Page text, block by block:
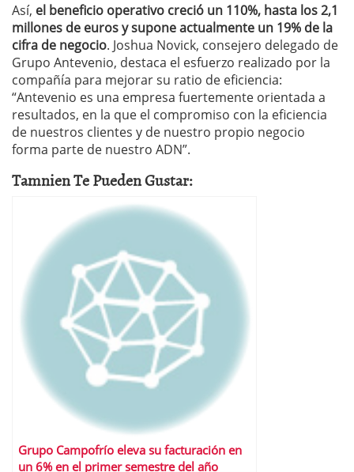
Así, el beneficio operativo creció un 110%, hasta los 2,1
millones de euros y supone actualmente un 19% de la
cifra de negocio. Joshua Novick, consejero delegado de
Grupo Antevenio, destaca el esfuerzo realizado por la
compañía para mejorar su ratio de eficiencia:
“Antevenio es una empresa fuertemente orientada a
resultados, en la que el compromiso con la eficiencia
de nuestros clientes y de nuestro propio negocio
forma parte de nuestro ADN”.
Tamnien Te Pueden Gustar:
Grupo Campofrío eleva su facturación en
un 6% en el primer semestre del año